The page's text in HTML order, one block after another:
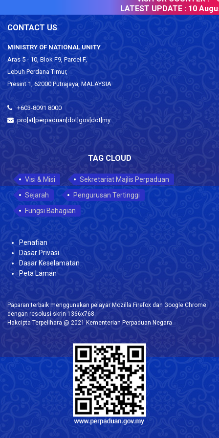
LATEST UPDATE :10
CONTACT US
MINISTRY OF NATIONAL UNITY
Aras 5 - 10, Blok F9, Parcel F,
Lebuh Perdana Timur,
Presint 1, 62000 Putrajaya, MALAYSIA
+603-8091 8000
pro[at]perpaduan[dot]gov[dot]my
TAG CLOUD
Visi & Misi
Sekretariat Majlis Perpaduan
Sejarah
Pengurusan Tertinggi
Fungsi Bahagian
Penafian
Dasar Privasi
Dasar Keselamatan
Peta Laman
Paparan terbaik menggunakan pelayar Mozilla Firefox dan Google Chrome
dengan resolusi skrin 1366x768.
Hakcipta Terpelihara @ 2021 Kementerian Perpaduan Negara